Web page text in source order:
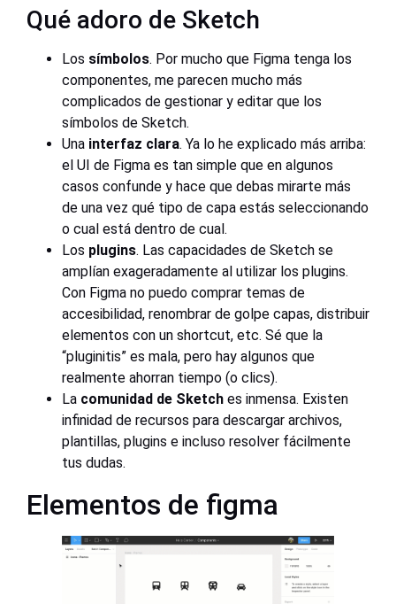
Qué adoro de Sketch
Los símbolos. Por mucho que Figma tenga los
componentes, me parecen mucho más
complicados de gestionar y editar que los
símbolos de Sketch.
Una interfaz clara. Ya lo he explicado más arriba:
el UI de Figma es tan simple que en algunos
casos confunde y hace que debas mirarte más
de una vez qué tipo de capa estás seleccionando
o cual está dentro de cual.
Los plugins. Las capacidades de Sketch se
amplían exageradamente al utilizar los plugins.
Con Figma no puedo comprar temas de
accesibilidad, renombrar de golpe capas, distribuir
elementos con un shortcut, etc. Sé que la
“pluginitis” es mala, pero hay algunos que
realmente ahorran tiempo (o clics).
La comunidad de Sketch es inmensa. Existen
infinidad de recursos para descargar archivos,
plantillas, plugins e incluso resolver fácilmente
tus dudas.
Elementos de figma